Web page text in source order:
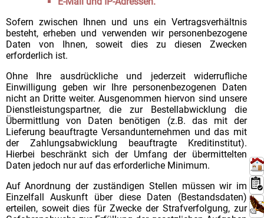
Sofern zwischen Ihnen und uns ein Vertragsverhältnis
besteht, erheben und verwenden wir personenbezogene
Daten von Ihnen, soweit dies zu diesen Zwecken
erforderlich ist.
Ohne Ihre ausdrückliche und jederzeit widerrufliche
Einwilligung geben wir Ihre personenbezogenen Daten
nicht an Dritte weiter. Ausgenommen hiervon sind unsere
Dienstleistungspartner, die zur Bestellabwicklung die
Übermittlung von Daten benötigen (z.B. das mit der
Lieferung beauftragte Versandunternehmen und das mit
der Zahlungsabwicklung beauftragte Kreditinstitut).
Hierbei beschränkt sich der Umfang der übermittelten
Daten jedoch nur auf das erforderliche Minimum.
Auf Anordnung der zuständigen Stellen müssen wir im
Einzelfall Auskunft über diese Daten (Bestandsdaten)
erteilen, soweit dies für Zwecke der Strafverfolgung, zur